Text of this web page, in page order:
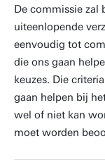
De commissie zal
uiteenlopende
eenvoudig tot
die ons gaan
keuzes. Die
gaan helpen bij
wel of niet kan
moet worden